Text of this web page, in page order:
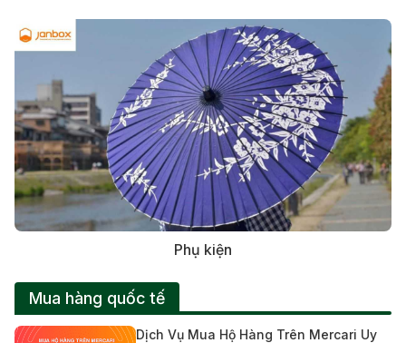
Phụ kiện
Mua hàng quốc tế
Dịch Vụ Mua Hộ Hàng Trên Mercari Uy